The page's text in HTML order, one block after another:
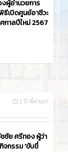
ผู้อำนวยการ
ธีเปิดศูนย์อาชีวะ
กาลปีใหม่ 2567
2 ปี ที่ผ่านมา
ชัย ศรีทอง ผู้ว่า
จกรรม 'ขับขี่